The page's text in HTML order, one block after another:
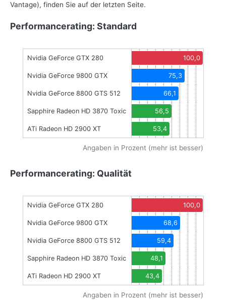
Vantage), finden Sie auf der letzten Seite.
Performancerating: Standard
Nvidia GeForce GTX 280 100,0
Nvidia GeForce 9800 GTX 75,3
Nvidia GeForce 8800 GTS 512 66,1
Sapphire Radeon HD 3870 Toxic 56,5
ATi Radeon HD 2900 XT 53,4
Angaben in Prozent (mehr ist besser)
Performancerating: Qualität
Nvidia GeForce GTX 280 100,0
Nvidia GeForce 9800 GTX 68,6
Nvidia GeForce 8800 GTS 512 59,4
Sapphire Radeon HD 3870 Toxic 48,1
ATi Radeon HD 2900 XT 43,4
Angaben in Prozent (mehr ist besser)